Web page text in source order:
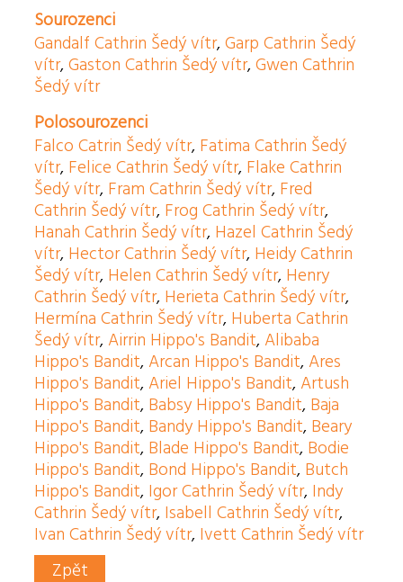
Sourozenci
Gandalf Cathrin Šedý vítr,Garp Cathrin Šedý
vítr,Gaston Cathrin Šedý vítr,Gwen Cathrin
Šedý vítr
Polosourozenci
Falco Catrin Šedý vítr, Fatima Cathrin Šedý
vítr, Felice Cathrin Šedý vítr, Flake Cathrin
Šedý vítr, Fram Cathrin Šedý vítr, Fred
Cathrin Šedý vítr, Frog Cathrin Šedý vítr,
Hanah Cathrin Šedý vítr, Hazel Cathrin Šedý
vítr, Hector Cathrin Šedý vítr, Heidy Cathrin
Šedý vítr, Helen Cathrin Šedý vítr, Henry
Cathrin Šedý vítr, Herieta Cathrin Šedý vítr,
Hermína Cathrin Šedý vítr, Huberta Cathrin
Šedý vítr, Airrin Hippo's Bandit, Alibaba
Hippo's Bandit, Arcan Hippo's Bandit, Ares
Hippo's Bandit, Ariel Hippo's Bandit, Artush
Hippo's Bandit, Babsy Hippo's Bandit, Baja
Hippo's Bandit, Bandy Hippo's Bandit, Beary
Hippo's Bandit, Blade Hippo's Bandit, Bodie
Hippo's Bandit, Bond Hippo's Bandit, Butch
Hippo's Bandit, Igor Cathrin Šedý vítr, Indy
Cathrin Šedý vítr, Isabell Cathrin Šedý vítr,
Ivan Cathrin Šedý vítr, Ivett Cathrin Šedý vítr
Zpět